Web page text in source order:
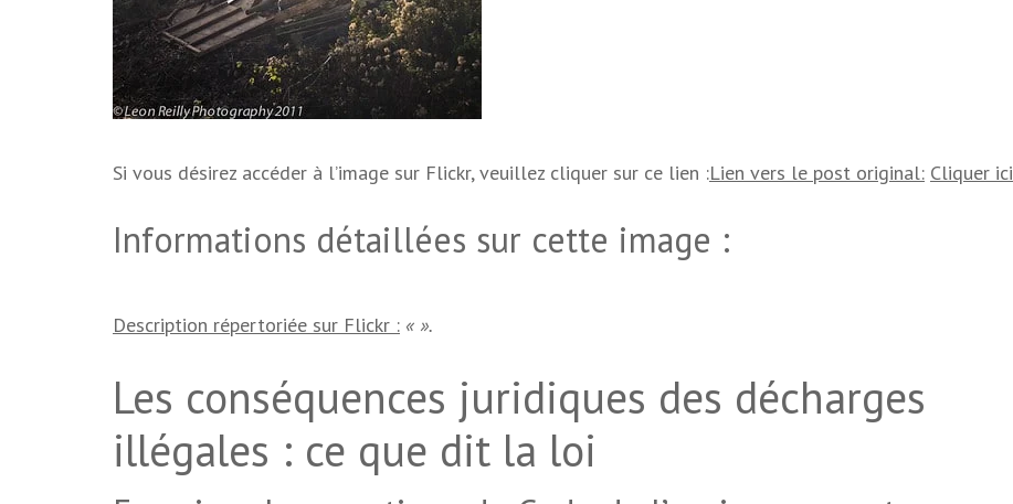
Si vous désirez accéder à l’image sur Flickr, veuillez cliquer sur ce lien :Lien vers le post original: Cliquer ici
Informations détaillées sur cette image :
Description répertoriée sur Flickr : « ».
Les conséquences juridiques des décharges
illégales : ce que dit la loi